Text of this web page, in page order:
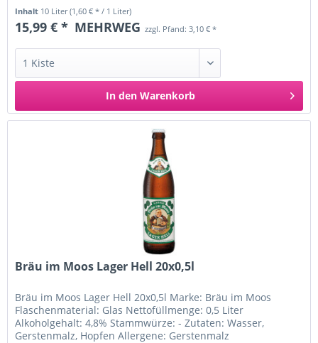
Inhalt 10 Liter(1,60 € * / 1 Liter)
15,99 € * MEHRWEG zzgl. Pfand: 3,10 € *
In den Warenkorb
Bräu im Moos Lager Hell 20x0,5l
Bräu im Moos Lager Hell 20x0,5l Marke: Bräu im Moos
Flaschenmaterial: Glas Nettofüllmenge: 0,5 Liter
Alkoholgehalt: 4,8% Stammwürze: - Zutaten: Wasser,
Gerstenmalz, Hopfen Allergene: Gerstenmalz